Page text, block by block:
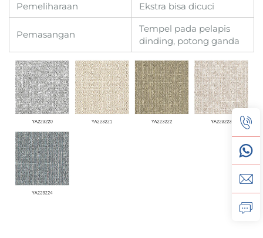
Pemeliharaan Ekstra bisa dicuci
Pemasangan
Tempel pada pelapis
dinding, potong ganda